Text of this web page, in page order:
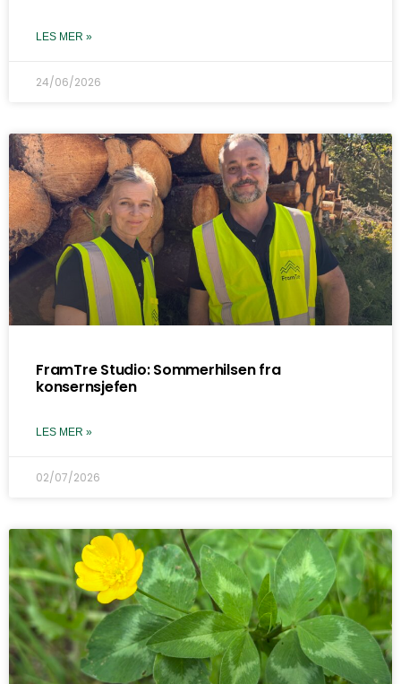
LES MER »
24/06/2026
FramTre Studio: Sommerhilsen fra
konsernsjefen
LES MER »
02/07/2026